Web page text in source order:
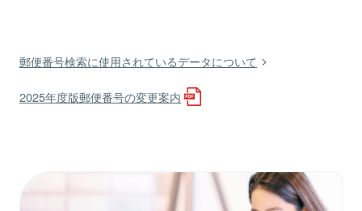
郵便番号検索に使用されているデータについて
2025年度版郵便番号の変更案内